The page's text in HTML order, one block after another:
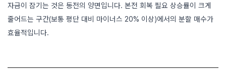
자금이 잠기는 것은 동전의 양면입니다. 본전 회복 필요 상승률이 크게
줄어드는 구간(보통 평단 대비 마이너스 20% 이상)에서의 분할 매수가
효율적입니다.